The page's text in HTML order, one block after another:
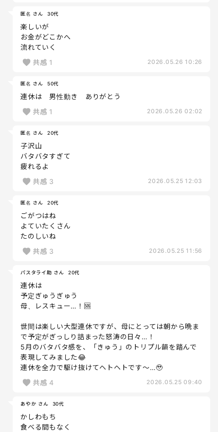
匿名 さん 30代
楽しいが
お金がどこかへ
流れていく
共感 1 2026.05.26 10:26
匿名 さん 50代
連休は 男性動き ありがとう
共感 1 2026.05.26 02:02
匿名 さん 20代
子沢山
バタバタすぎて
疲れるよ
共感 3 2026.05.25 12:03
匿名 さん 20代
ごがつはね
よていたくさん
たのしいね
共感 3 2026.05.25 11:56
パスタライ助 さん 20代
連休は
予定ぎゅうぎゅう
母、レスキュー…！🆘
世間は楽しい大型連休ですが、母にとっては朝から晩ま
で予定がぎっしり詰まった怒涛の日々…！
5月のバタバタ感を、「きゅう」のトリプル韻を踏んで
表現してみました😂
連休を全力で駆け抜けてヘトヘトです〜…🥹
共感 4 2026.05.25 09:40
あやか さん 30代
かしわもち
食べる間もなく